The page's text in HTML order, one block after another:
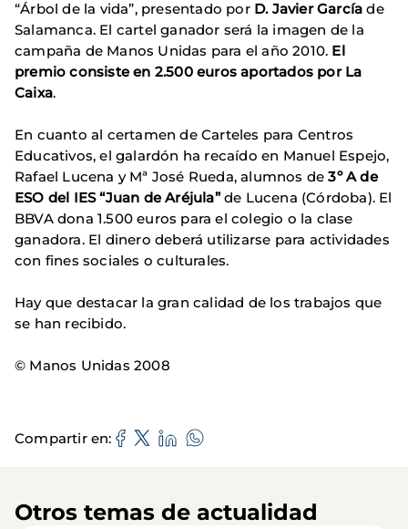
“Árbol de la vida”, presentado por D. Javier García de
Salamanca. El cartel ganador será la imagen de la
campaña de Manos Unidas para el año 2010. El
premio consiste en 2.500 euros aportados por La
Caixa.
En cuanto al certamen de Carteles para Centros
Educativos, el galardón ha recaído en Manuel Espejo,
Rafael Lucena y Mª José Rueda, alumnos de3º A de
ESO del IES “Juan de Aréjula”de Lucena (Córdoba). El
BBVA dona 1.500 euros para el colegio o la clase
ganadora. El dinero deberá utilizarse para actividades
con fines sociales o culturales.
Hay que destacar la gran calidad de los trabajos que
se han recibido.
© Manos Unidas 2008
Compartir en
Otros temas de actualidad